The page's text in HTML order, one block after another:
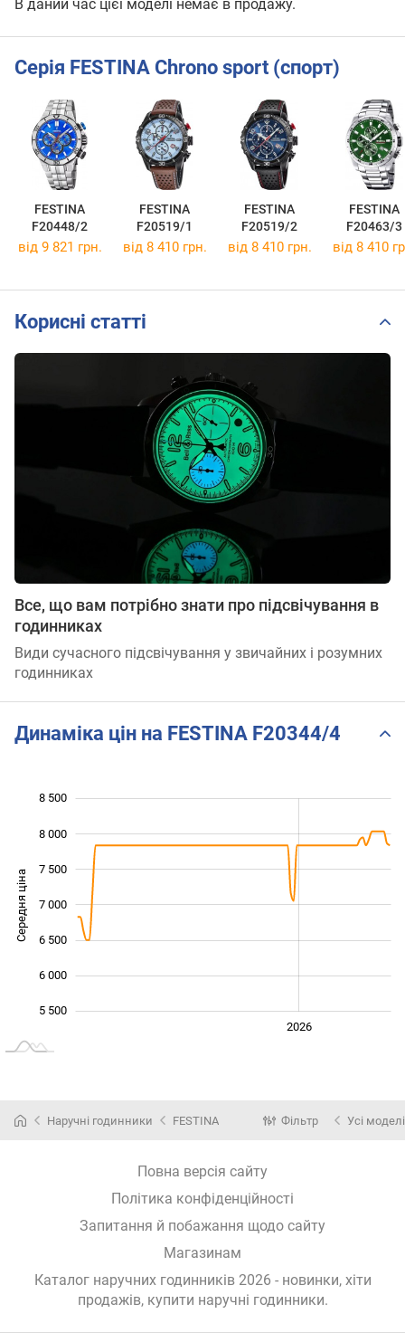
В даний час цієї моделі немає в продажу.
Серія FESTINA Chrono sport (спорт)
FESTINA
F20448/2
FESTINA
F20519/1
FESTINA
F20519/2
FESTINA
F20463/3
від 9 821 грн. від 8 410 грн. від 8 410 грн. від 8 410
Корисні статті
Все, що вам потрібно знати про підсвічування в
годинниках
Види сучасного підсвічування у звичайних і розумних
годинниках
Динаміка цін на FESTINA F20344/4
Середня ціна 5 500
5 500
6 000
6 500
7 000
7 500
8 000
8 500
2026
Наручні годинники FESTINA Фільтр Усі моделі
Повна версія сайту
Політика конфіденційності
Запитання й побажання щодо сайту
Магазинам
Каталог наручних годинників 2026 - новинки, хіти
продажів, купити наручні годинники.